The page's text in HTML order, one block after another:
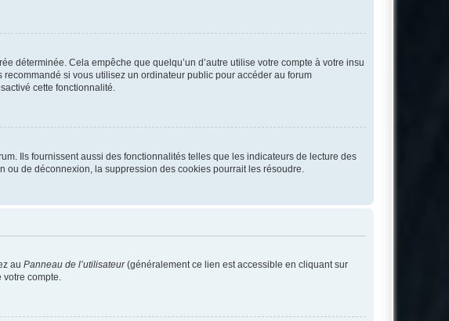
déterminée. Cela empêche que quelqu’un d’autre utilise votre compte à votre insu
recommandé si vous utilisez un ordinateur public pour accéder au forum
cette fonctionnalité.
Ils fournissent aussi des fonctionnalités telles que les indicateurs de lecture des
de déconnexion, la suppression des cookies pourrait les résoudre.
au Panneau de l’utilisateur(généralement ce lien est accessible en cliquant sur
compte.